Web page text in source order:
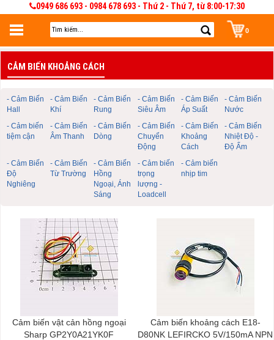
0949 686 693 - 0984 678 693 - Thứ 2 - Thứ 7, từ 8:00-17:30
0
Đăng nhập
Đăng nhập để lưu giỏ hàng 30 ngày. Có thể sửa và quản lý giỏ hàng và đơn
hàng
CẢM BIẾN KHOẢNG CÁCH
- Cảm Biến
Hall
- Cảm Biến
Khí
- Cảm Biến
Rung
- Cảm Biến
Siêu Âm
- Cảm Biến
Áp Suất
- Cảm Biến
Nước
- Cảm biến
tiệm cận
- Cảm Biến
Âm Thanh
- Cảm Biến
Dòng
- Cảm Biến
Chuyển
Động
- Cảm Biến
Khoảng
Cách
- Cảm Biến
Nhiệt Độ -
Độ Ẩm
- Cảm Biến
Độ
Nghiêng
- Cảm Biến
Từ Trường
- Cảm Biến
Hồng
Ngoại, Ánh
Sáng
- Cảm biến
trọng
lượng -
Loadcell
- Cảm biến
nhịp tim
Cảm biến vật cản hồng ngoại
Sharp GP2Y0A21YK0F
Cảm biến khoảng cách E18-
D80NK LEFIRCKO 5V/150mA NPN